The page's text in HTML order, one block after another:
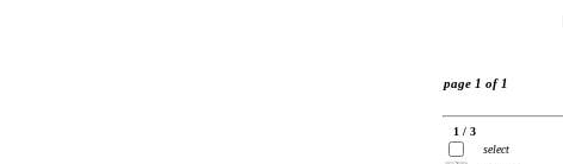
page 1 of 1
1 / 3
select